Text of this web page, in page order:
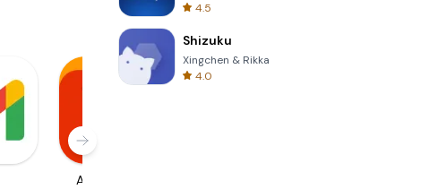
AliExpress
4.5
Shizuku
Xingchen & Rikka
4.0